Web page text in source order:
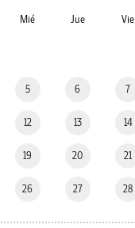
Mié Jue Vie
5 6 7
12 13 14
19 20 21
26 27 28